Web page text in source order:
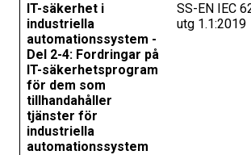
IT-säkerhet i
industriella
automationssystem -
Del 2-4: Fordringar på
IT-säkerhetsprogram
för dem som
tillhandahåller
tjänster för
industriella
automationssystem
SS-EN IEC
utg 1.1:2019